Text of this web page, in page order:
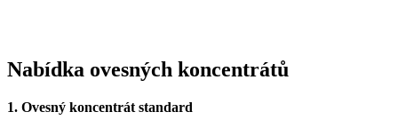
Nabídka ovesných koncentrátů
1. Ovesný koncentrát standard